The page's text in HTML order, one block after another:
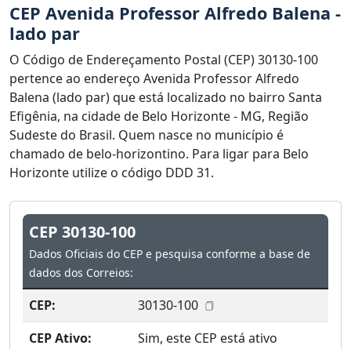
CEP Avenida Professor Alfredo Balena -
lado par
O Código de Endereçamento Postal (CEP) 30130-100
pertence ao endereço Avenida Professor Alfredo
Balena (lado par) que está localizado no bairro Santa
Efigênia, na cidade de Belo Horizonte - MG, Região
Sudeste do Brasil. Quem nasce no município é
chamado de belo-horizontino. Para ligar para Belo
Horizonte utilize o código DDD 31.
CEP 30130-100
Dados Oficiais do CEP e pesquisa conforme a base de
dados dos Correios:
CEP:
30130-100
CEP Ativo:
Sim, este CEP está ativo